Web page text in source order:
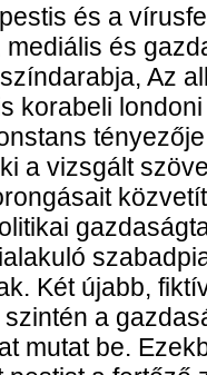
és a
mediális és
Az
korabeli
a vizsgált
Két újabb,
a
mutat be.